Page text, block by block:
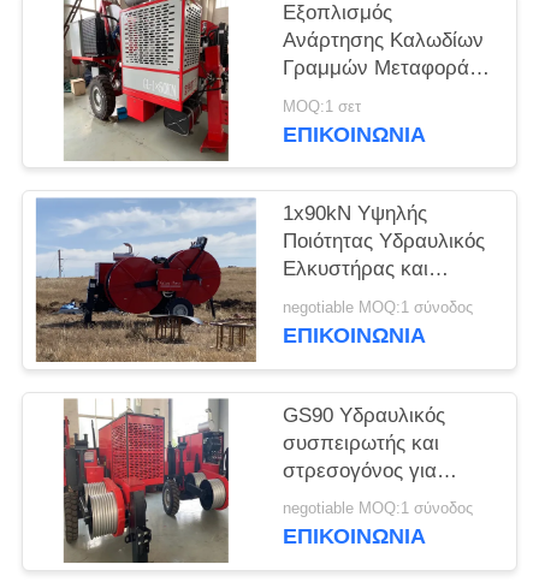
Εξοπλισμός
Ανάρτησης Καλωδίων
Γραμμών Μεταφοράς
Εναέριας 90KN και
Λαβή Χειρισμού
MOQ:1 σετ
ΕΠΙΚΟΙΝΩΝΊΑ
1x90kN Υψηλής
Ποιότητας Υδραυλικός
Ελκυστήρας και
Τεντωτήρας Καλωδίων
για Εγκατάσταση
negotiable MOQ:1 σύνοδος
ΕΠΙΚΟΙΝΩΝΊΑ
GS90 Υδραυλικός
συσπειρωτής και
στρεσογόνος για
εξοπλισμό πτητικής
γραμμής μεταφοράς
negotiable MOQ:1 σύνοδος
ΕΠΙΚΟΙΝΩΝΊΑ